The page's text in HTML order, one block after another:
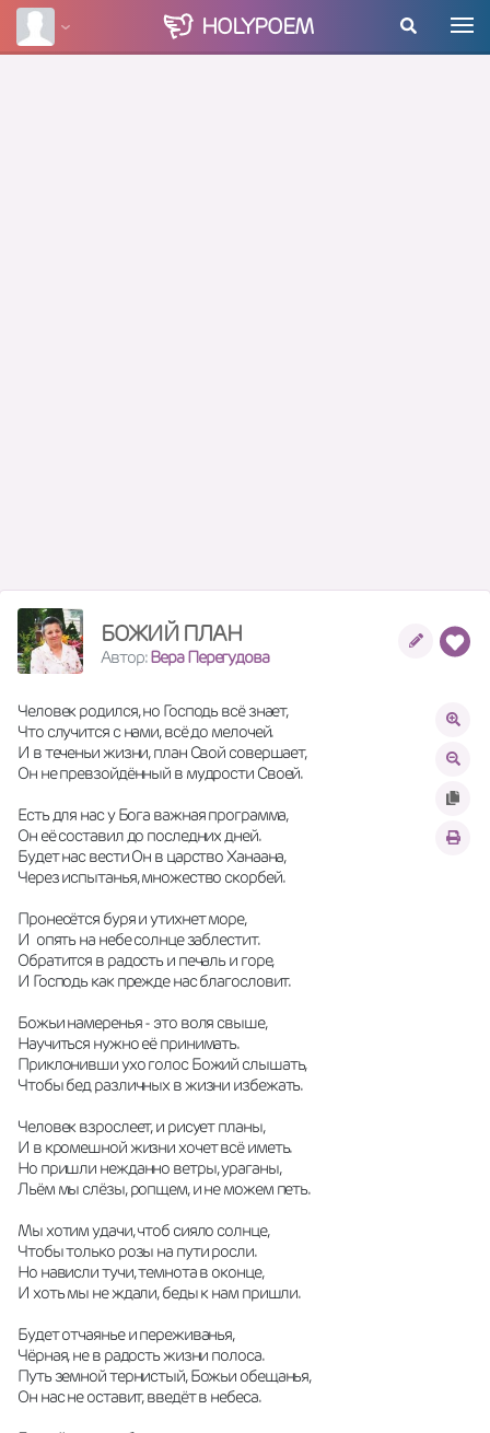
HOLYPOEM
БОЖИЙ ПЛАН
Автор:Вера Перегудова
Человек родился, но Господь всё знает,
Что случится с нами, всё до мелочей.
И в теченьи жизни, план Свой совершает,
Он не превзойдённый в мудрости Своей.
Есть для нас у Бога важная программа,
Он её составил до последних дней.
Будет нас вести Он в царство Ханаана,
Через испытанья, множество скорбей.
Пронесётся буря и утихнет море,
И  опять на небе солнце заблестит.
Обратится в радость и печаль и горе,
И Господь как прежде нас благословит.
Божьи намеренья - это воля свыше,
Научиться нужно её принимать.
Приклонивши ухо голос Божий слышать,
Чтобы бед различных в жизни избежать.
Человек взрослеет, и рисует планы,
И в кромешной жизни хочет всё иметь.
Но пришли нежданно ветры, ураганы,
Льём мы слёзы, ропщем, и не можем петь.
Мы хотим удачи, чтоб сияло солнце,
Чтобы только розы на пути росли.
Но нависли тучи, темнота в оконце,
И хоть мы не ждали, беды к нам пришли.
Будет отчаянье и переживанья,
Чёрная, не в радость жизни полоса.
Путь земной тернистый, Божьи обещанья,
Он нас не оставит, введёт в небеса.